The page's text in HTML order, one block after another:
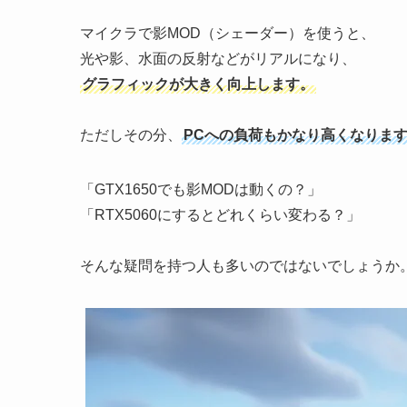
マイクラで影MOD（シェーダー）を使うと、
光や影、水面の反射などがリアルになり、
グラフィックが大きく向上します。
ただしその分、 PCへの負荷もかなり高くなりま
「GTX1650でも影MODは動くの？」
「RTX5060にするとどれくらい変わる？」
そんな疑問を持つ人も多いのではないでしょうか